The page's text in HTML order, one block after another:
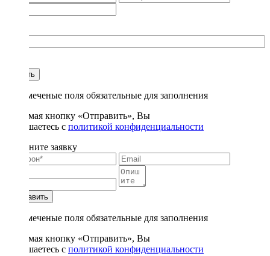
Купить
* - отмеченые поля обязательные для заполнения
Нажимая кнопку «Отправить», Вы
соглашаетесь с политикой конфиденциальности
Заполните заявку
Отправить
* - отмеченые поля обязательные для заполнения
Нажимая кнопку «Отправить», Вы
соглашаетесь с политикой конфиденциальности